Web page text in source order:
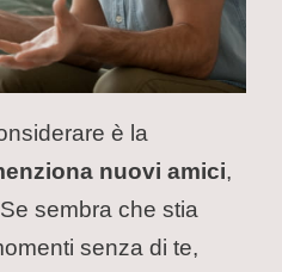
è la
nuovi amici,
sembra che stia
senza di te,